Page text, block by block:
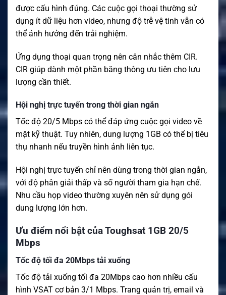
được cấu hình đúng. Các cuộc gọi thoại thường sử
dụng ít dữ liệu hơn video, nhưng độ trễ vệ tinh vẫn có
thể ảnh hưởng đến trải nghiệm.
Ứng dụng thoại quan trọng nên cân nhắc thêm CIR.
CIR giúp dành một phần băng thông ưu tiên cho lưu
lượng cần thiết.
Hội nghị trực tuyến trong thời gian ngắn
Tốc độ 20/5 Mbps có thể đáp ứng cuộc gọi video về
mặt kỹ thuật. Tuy nhiên, dung lượng 1GB có thể bị tiêu
thụ nhanh nếu truyền hình ảnh liên tục.
Hội nghị trực tuyến chỉ nên dùng trong thời gian ngắn,
với độ phân giải thấp và số người tham gia hạn chế.
Nhu cầu họp video thường xuyên nên sử dụng gói
dung lượng lớn hơn.
Ưu điểm nổi bật của Toughsat 1GB 20/5
Mbps
Tốc độ tối đa 20Mbps tải xuống
Tốc độ tải xuống tối đa 20Mbps cao hơn nhiều cấu
hình VSAT cơ bản 3/1 Mbps. Trang quản trị, email và